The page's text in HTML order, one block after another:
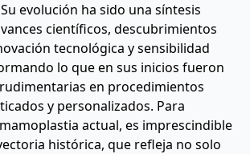
evolución ha sido una síntesis
científicos, descubrimientos
tecnológica y sensibilidad
lo que en sus inicios fueron
en procedimientos
y personalizados. Para
actual, es imprescindible
histórica, que refleja no solo